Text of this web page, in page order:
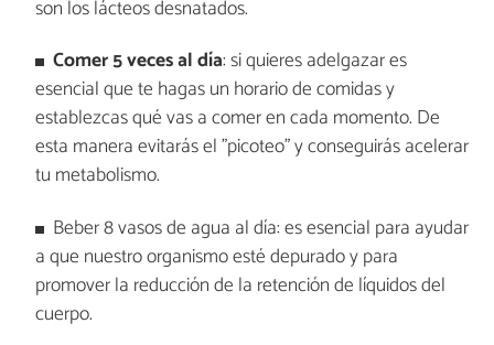
son los lácteos desnatados.
Comer 5 veces al día: si quieres adelgazar es
esencial que te hagas un horario de comidas y
establezcas qué vas a comer en cada momento. De
esta manera evitarás el "picoteo" y conseguirás acelerar
tu metabolismo.
Beber 8 vasos de agua al día: es esencial para ayudar
a que nuestro organismo esté depurado y para
promover la reducción de la retención de líquidos del
cuerpo.